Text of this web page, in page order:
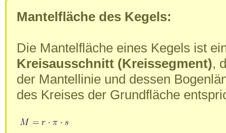
Mantelfläche des Kegels:
Die Mantelfläche eines Kegels ist
Kreisausschnitt (Kreissegment),
der Mantellinie und dessen
des Kreises der Grundfläche